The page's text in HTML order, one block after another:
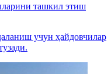
ташкил этиш
учун ҳайдовчилар